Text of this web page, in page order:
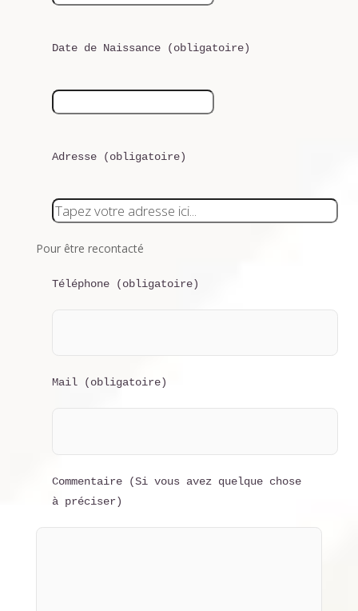
Date de Naissance (obligatoire)
Adresse (obligatoire)
Pour être recontacté
Téléphone (obligatoire)
Mail (obligatoire)
Commentaire (Si vous avez quelque chose
à préciser)